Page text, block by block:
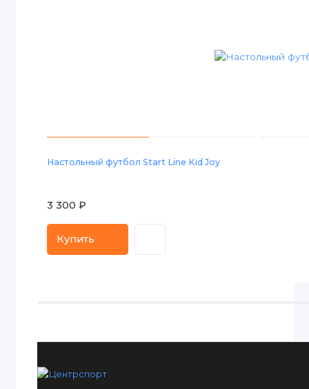
Настольный футбол Start Line Kid Joy
3 300 ₽
Купить